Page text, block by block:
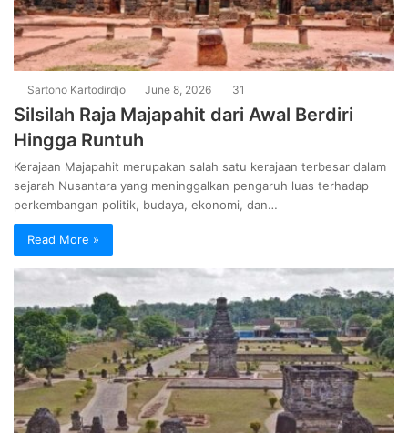
Sartono Kartodirdjo June 8, 2026 31
Silsilah Raja Majapahit dari Awal Berdiri
Hingga Runtuh
Kerajaan Majapahit merupakan salah satu kerajaan terbesar dalam
sejarah Nusantara yang meninggalkan pengaruh luas terhadap
perkembangan politik, budaya, ekonomi, dan…
Read More »